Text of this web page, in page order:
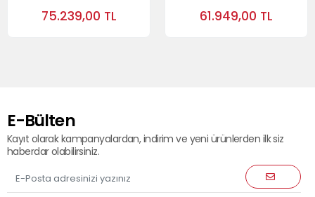
Salon Tipi Klima
75.239,00 TL 61.949,00 TL
E-Bülten
Kayıt olarak kampanyalardan, indirim ve yeni ürünlerden ilk siz
haberdar olabilirsiniz.